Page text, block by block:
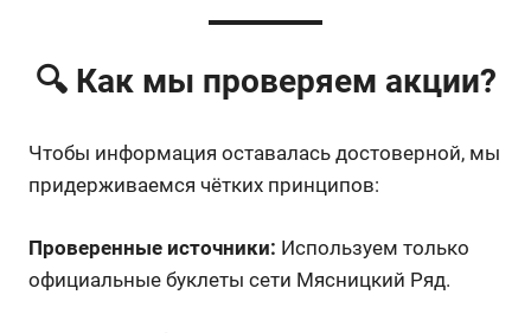
🔍 Как мы проверяем акции?
Чтобы информация оставалась достоверной, мы
придерживаемся чётких принципов:
Проверенные источники: Используем только
официальные буклеты сети Мясницкий Ряд.